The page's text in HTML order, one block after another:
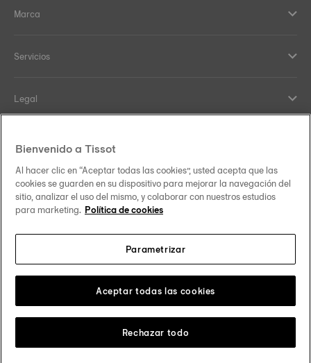
Marca
Servicios
Legal
Nuestro compromiso
Síguenos en redes sociales
Cambiar país Tissot Copyrights 2026
Bienvenido a Tissot
Al hacer clic en “Aceptar todas las cookies”, usted acepta que las
cookies se guarden en su dispositivo para mejorar la navegación del
sitio, analizar el uso del mismo, y colaborar con nuestros estudios
para marketing. Política de cookies
Parametrizar
Rechazar todo
Aceptar todas las cookies